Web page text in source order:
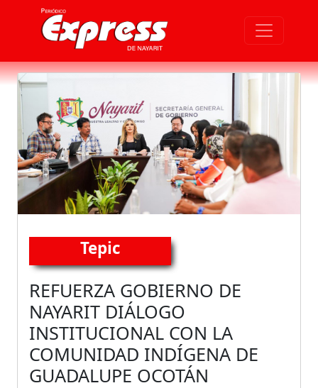
Tepic
REFUERZA GOBIERNO DE
NAYARIT DIÁLOGO
INSTITUCIONAL CON LA
COMUNIDAD INDÍGENA DE
GUADALUPE OCOTÁN